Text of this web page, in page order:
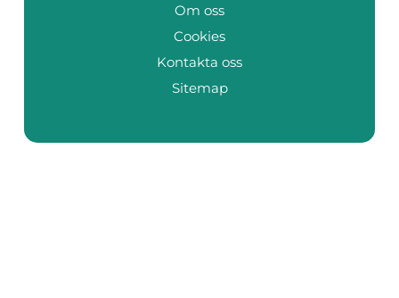
Om oss
Cookies
Kontakta oss
Sitemap